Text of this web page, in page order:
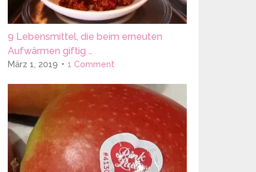
9 Lebensmittel, die beim erneuten
Aufwärmen giftig …
März 1, 2019 1 Comment